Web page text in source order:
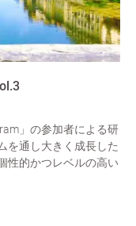
」の参加者による研
を通し大きく成長した
性的かつレベルの高い